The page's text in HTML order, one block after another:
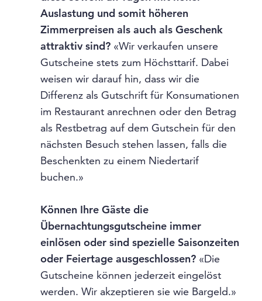
Auslastung und somit höheren
Zimmerpreisen als auch als Geschenk
attraktiv sind? «Wir verkaufen unsere
Gutscheine stets zum Höchsttarif. Dabei
weisen wir darauf hin, dass wir die
Differenz als Gutschrift für Konsumationen
im Restaurant anrechnen oder den Betrag
als Restbetrag auf dem Gutschein für den
nächsten Besuch stehen lassen, falls die
Beschenkten zu einem Niedertarif
buchen.»
Können Ihre Gäste die
Übernachtungsgutscheine immer
einlösen oder sind spezielle Saisonzeiten
oder Feiertage ausgeschlossen? «Die
Gutscheine können jederzeit eingelöst
werden. Wir akzeptieren sie wie Bargeld.»